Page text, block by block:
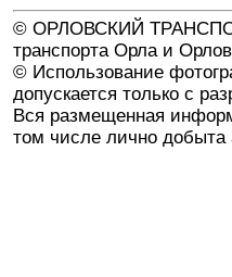
© ОРЛОВСКИЙ
транспорта Орла и
© Использование
допускается только с
Вся размещенная
том числе лично добыта